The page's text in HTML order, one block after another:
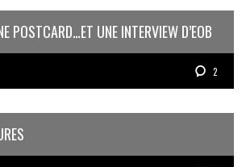
POSTCARD…ET UNE INTERVIEW D’EOB
2